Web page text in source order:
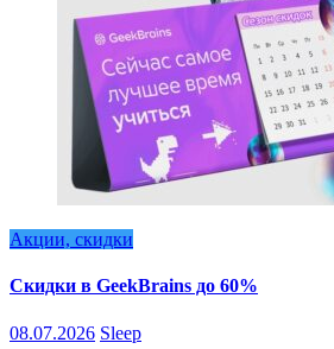
Акции, скидки
Скидки в GeekBrains до 60%
08.07.2026 Sleep